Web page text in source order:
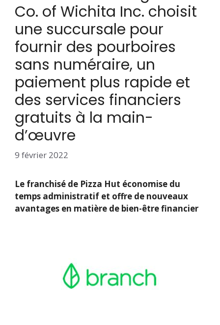
Co. of Wichita Inc. choisit
une succursale pour
fournir des pourboires
sans numéraire, un
paiement plus rapide et
des services financiers
gratuits à la main-
d’œuvre
9 février 2022
Le franchisé de Pizza Hut économise du
temps administratif et offre de nouveaux
avantages en matière de bien-être financier